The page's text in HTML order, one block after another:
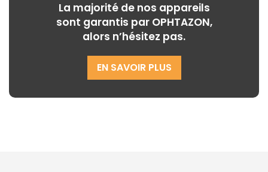
La majorité de nos appareils
sont garantis par OPHTAZON,
alors n’hésitez pas.
EN SAVOIR PLUS